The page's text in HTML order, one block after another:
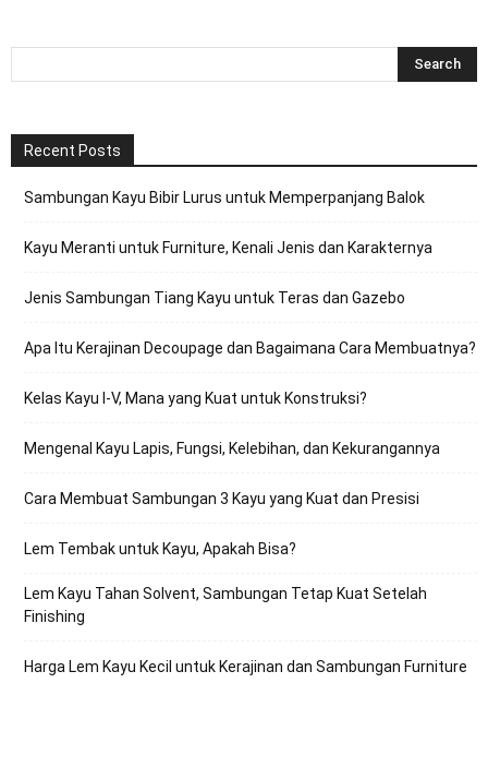
Recent Posts
Sambungan Kayu Bibir Lurus untuk Memperpanjang Balok
Kayu Meranti untuk Furniture, Kenali Jenis dan Karakternya
Jenis Sambungan Tiang Kayu untuk Teras dan Gazebo
Apa Itu Kerajinan Decoupage dan Bagaimana Cara Membuatnya?
Kelas Kayu I-V, Mana yang Kuat untuk Konstruksi?
Mengenal Kayu Lapis, Fungsi, Kelebihan, dan Kekurangannya
Cara Membuat Sambungan 3 Kayu yang Kuat dan Presisi
Lem Tembak untuk Kayu, Apakah Bisa?
Lem Kayu Tahan Solvent, Sambungan Tetap Kuat Setelah
Finishing
Harga Lem Kayu Kecil untuk Kerajinan dan Sambungan Furniture